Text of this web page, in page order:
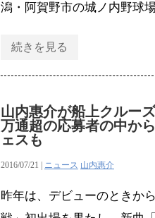
潟・阿賀野市の城ノ内野球
続きを見る
山内惠介が船上クルー
万通超の応募者の中か
ェスも
2016/07/21 | ニュース 山内惠介
昨年は、デビューのときか